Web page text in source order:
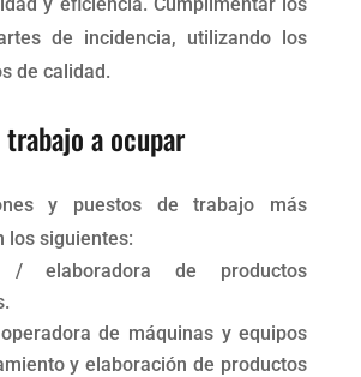
de incidencia, utilizando los
de calidad.
a ocupar
y puestos de trabajo más
los siguientes:
/ elaboradora de productos
de máquinas y equipos
y elaboración de productos